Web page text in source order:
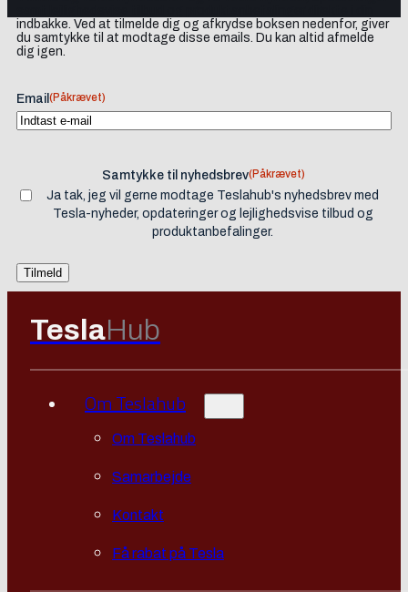
indbakke. Ved at tilmelde dig og afkrydse boksen nedenfor, giver
du samtykke til at modtage disse emails. Du kan altid afmelde
dig igen.
Email (Påkrævet)
Samtykke til nyhedsbrev(Påkrævet)
Ja tak, jeg vil gerne modtage Teslahub's nyhedsbrev med
Tesla-nyheder, opdateringer og lejlighedsvise tilbud og
produktanbefalinger.
TeslaHub
Om Teslahub
Om Teslahub
Samarbejde
Kontakt
Få rabat på Tesla